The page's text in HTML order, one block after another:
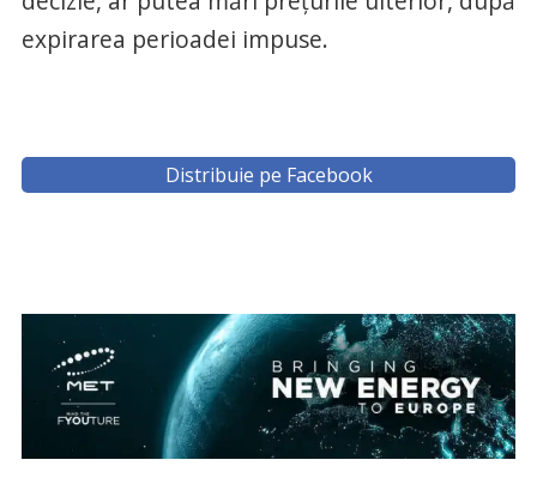
expirarea perioadei impuse.
Distribuie pe Facebook